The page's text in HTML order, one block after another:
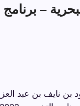
نايف بن عبد